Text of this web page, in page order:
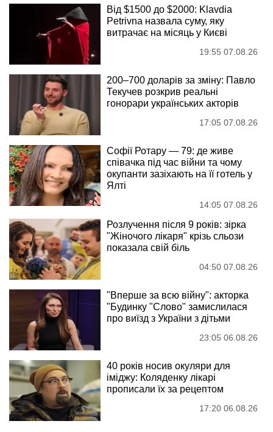
Від $1500 до $2000: Klavdia
Petrivna назвала суму, яку
витрачає на місяць у Києві
19:55 07.08.26
200–700 доларів за зміну: Павло
Текучев розкрив реальні
гонорари українських акторів
17:05 07.08.26
Софії Ротару — 79: де живе
співачка під час війни та чому
окупанти зазіхають на її готель у
Ялті
14:05 07.08.26
Розлучення після 9 років: зірка
"Жіночого лікаря" крізь сльози
показала свій біль
04:50 07.08.26
"Вперше за всю війну": акторка
"Будинку "Слово" замислилася
про виїзд з України з дітьми
23:05 06.08.26
40 років носив окуляри для
іміджу: Коляденку лікарі
прописали їх за рецептом
17:20 06.08.26